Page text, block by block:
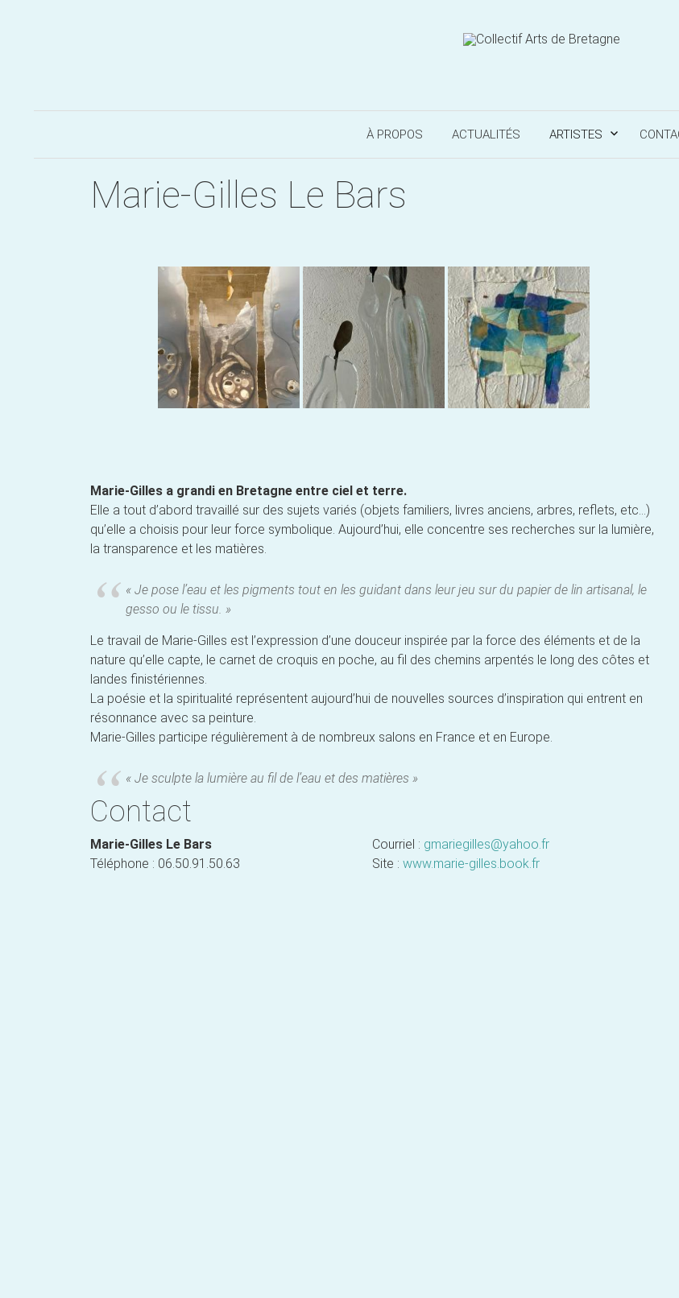
À PROPOS ACTUALITÉS ARTISTES
Marie-Gilles Le Bars
Marie-Gilles a grandi en Bretagne entre ciel et terre.
Elle a tout d’abord travaillé sur des sujets variés (objets familiers, livres anciens, arbres, reflets, etc…)
qu’elle a choisis pour leur force symbolique. Aujourd’hui, elle concentre ses recherches sur la lumière,
la transparence et les matières.
« Je pose l’eau et les pigments tout en les guidant dans leur jeu sur du papier de lin artisanal, le
gesso ou le tissu. »
Le travail de Marie-Gilles est l’expression d’une douceur inspirée par la force des éléments et de la
nature qu’elle capte, le carnet de croquis en poche, au fil des chemins arpentés le long des côtes et
landes finistériennes.
La poésie et la spiritualité représentent aujourd’hui de nouvelles sources d’inspiration qui entrent en
résonnance avec sa peinture.
Marie-Gilles participe régulièrement à de nombreux salons en France et en Europe.
« Je sculpte la lumière au fil de l’eau et des matières »
Contact
Marie-Gilles Le Bars
Téléphone : 06.50.91.50.63
Courriel : gmariegilles@yahoo.fr
Site : www.marie-gilles.book.fr